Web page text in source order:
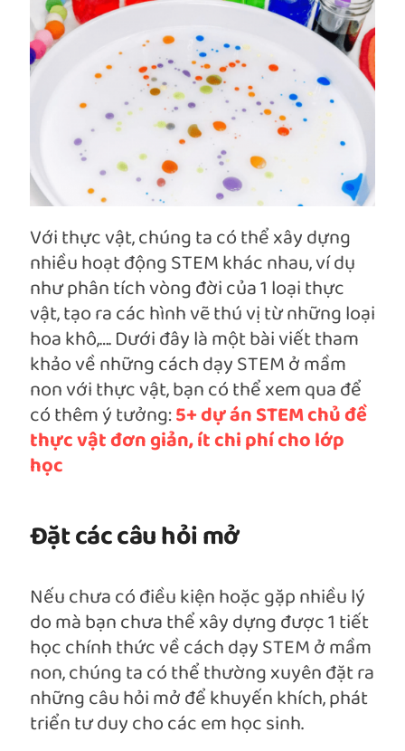
Với thực vật, chúng ta có thể xây dựng
nhiều hoạt động STEM khác nhau, ví dụ
như phân tích vòng đời của 1 loại thực
vật, tạo ra các hình vẽ thú vị từ những loại
hoa khô,…. Dưới đây là một bài viết tham
khảo về những cách dạy STEM ở mầm
non với thực vật, bạn có thể xem qua để
có thêm ý tưởng:5+ dự án STEM chủ đề
thực vật đơn giản, ít chi phí cho lớp
học
Đặt các câu hỏi mở
Nếu chưa có điều kiện hoặc gặp nhiều lý
do mà bạn chưa thể xây dựng được 1 tiết
học chính thức về cách dạy STEM ở mầm
non, chúng ta có thể thường xuyên đặt ra
những câu hỏi mở để khuyến khích, phát
triển tư duy cho các em học sinh.